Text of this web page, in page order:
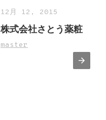
12月 12, 2015
株式会社さとう薬粧
master